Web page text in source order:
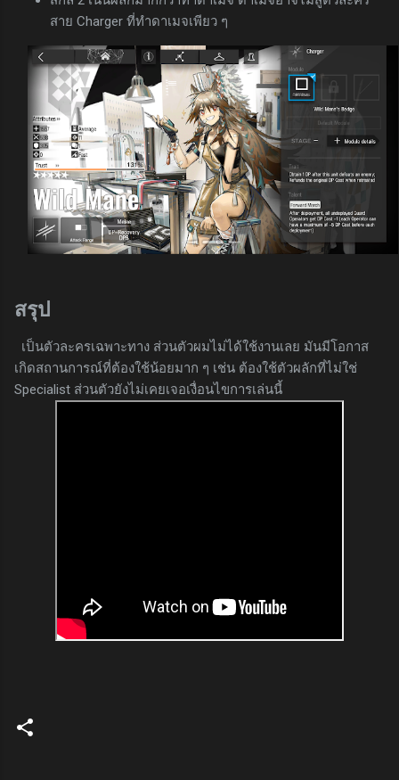
สาย Charger ที่ทำดาเมจเพียว ๆ
สรุป
เป็นตัวละครเฉพาะทาง ส่วนตัวผมไม่ได้ใช้งานเลย มันมีโอกาส
เกิดสถานการณ์ที่ต้องใช้น้อยมาก ๆ เช่น ต้องใช้ตัวผลักที่ไม่ใช่
Specialist ส่วนตัวยังไม่เคยเจอเงื่อนไขการเล่นนี้